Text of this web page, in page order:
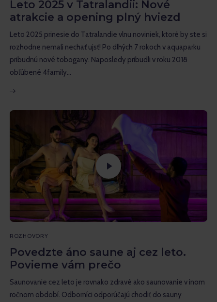
Leto 2025 v Tatralandii: Nové
atrakcie a opening plný hviezd
Leto 2025 prinesie do Tatralandie vlnu noviniek, ktoré by ste si
rozhodne nemali nechať ujsť! Po dlhých 7 rokoch v aquaparku
pribudnú nové tobogany. Naposledy pribudli v roku 2018
obľúbené 4family…
ROZHOVORY
Povedzte áno saune aj cez leto.
Povieme vám prečo
Saunovanie cez leto je rovnako zdravé ako saunovanie v inom
ročnom období. Odborníci odporúčajú chodiť do sauny